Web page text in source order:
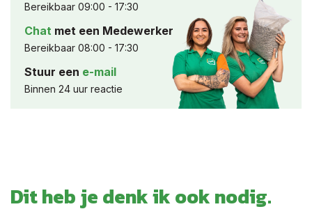
Bereikbaar 09:00 - 17:30
Chat met een Medewerker
Bereikbaar 08:00 - 17:30
Stuur een e-mail
Binnen 24 uur reactie
Dit heb je denk ik ook nodig.